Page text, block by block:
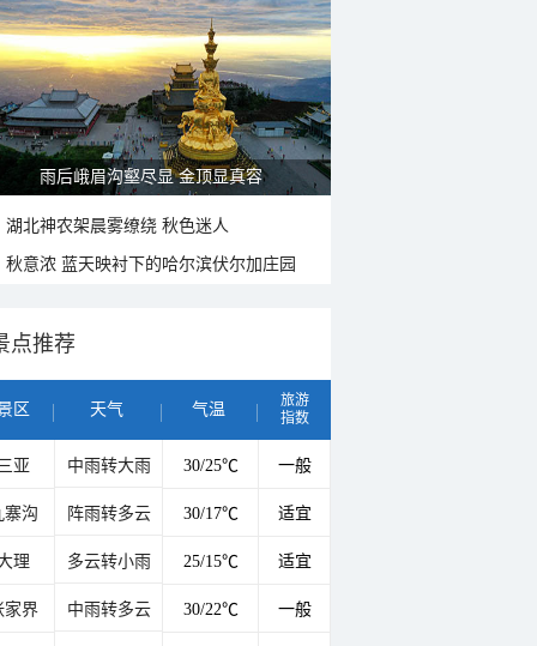
雨后峨眉沟壑尽显 金顶显真容
湖北神农架晨雾缭绕 秋色迷人
秋意浓 蓝天映衬下的哈尔滨伏尔加庄园
点推荐
区 天气 气温
旅游
指数
亚 中雨转大雨 30/25℃ 一般
寨沟 阵雨转多云 30/17℃ 适宜
理 多云转小雨 25/15℃ 适宜
家界 中雨转多云 30/22℃ 一般